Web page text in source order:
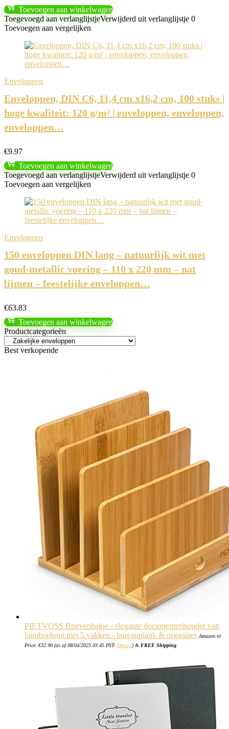
Toevoegen aan winkelwagen
Toegevoegd aan verlanglijstjeVerwijderd uit verlanglijstje 0
Toevoegen aan vergelijken
Enveloppen
Enveloppen, DIN C6, 11,4 cm x16,2 cm, 100 stuks |
hoge kwaliteit: 120 g/m² | enveloppen, enveloppen,
enveloppen…
€9.97
Toevoegen aan winkelwagen
Toegevoegd aan verlanglijstjeVerwijderd uit verlanglijstje 0
Toevoegen aan vergelijken
Enveloppen
150 enveloppen DIN lang – natuurlijk wit met
goud-metallic voering – 110 x 220 mm – nat
lijmen – feestelijke enveloppen…
€63.83
Toevoegen aan winkelwagen
Productcategorieën
Best verkopende
PIETVOSS Brievenbakje - elegante documentenhouder van
bamboehout met 5 vakken - bureauplank & organizer Amazon.nl
Price: €32.90 (as of 08/04/2023 03:45 PST- Details) & FREE Shipping